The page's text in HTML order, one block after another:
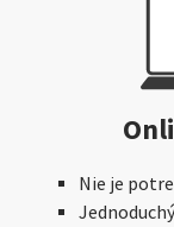
Nie je